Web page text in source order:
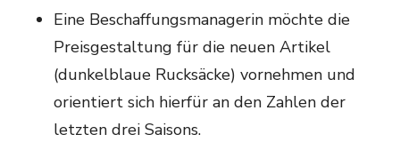
Eine Beschaffungsmanagerin möchte die
Preisgestaltung für die neuen Artikel
(dunkelblaue Rucksäcke) vornehmen und
orientiert sich hierfür an den Zahlen der
letzten drei Saisons.